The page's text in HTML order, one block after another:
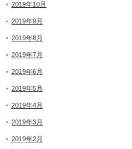
2019年10月
2019年9月
2019年8月
2019年7月
2019年6月
2019年5月
2019年4月
2019年3月
2019年2月